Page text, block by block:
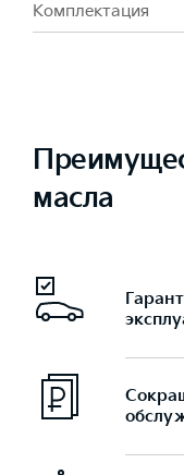
Комплектация
масла